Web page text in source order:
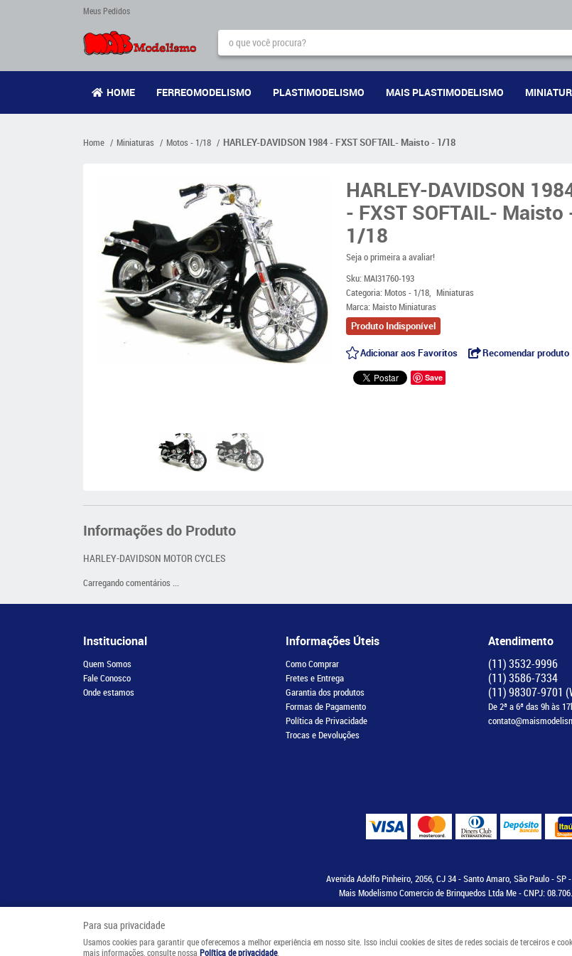
Meus Pedidos
HOME FERREOMODELISMO PLASTIMODELISMO MAIS PLASTIMODELISMO
Home Miniaturas Motos - 1/18 HARLEY-DAVIDSON 1984 - FXST SOFTAIL- Maisto - 1/18
HARLEY-DAVIDSON
- FXST SOFTAIL- Maisto
1/18
Seja o primeira a avaliar!
Sku: MAI31760-193
Categoria: Motos - 1/18
Miniaturas
Marca: Maisto Miniaturas
Produto Indisponível
Adicionar aos Favoritos Recomendar produto
Save
Informações do Produto
HARLEY-DAVIDSON MOTOR CYCLES
Carregando comentários ...
Institucional
Quem Somos
Fale Conosco
Onde estamos
Informações Úteis
Como Comprar
Fretes e Entrega
Garantia dos produtos
Formas de Pagamento
Política de Privacidade
Trocas e Devoluções
Atendimento
(11)3532-9996
(11)3586-7334
(11)98307-9701
De 2ª a 6ª das 9h às
Avenida Adolfo Pinheiro, 2056, CJ 34-Santo Amaro, São Paulo-SP-
Mais Modelismo Comercio de Brinquedos Ltda Me - CNPJ:
Para sua privacidade
Usamos cookies para garantir que oferecemos a melhor experiência em nosso site. Isso inclui cookies de sites de redes sociais de terceiros e
mais informações, consulte nossa Política de privacidade.